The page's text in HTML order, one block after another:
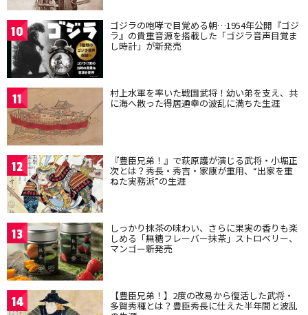
10 ゴジラの咆哮で目覚める朝…1954年公開『ゴジ
ラ』の貴重音源を搭載した「ゴジラ音声目覚ま
し時計」が新発売
11 村上水軍を率いた戦国武将！幼い弟を支え、共
に海へ散った得居通幸の波乱に満ちた生涯
12 『豊臣兄弟！』で萩原護が演じる武将・小堀正
次とは？秀長・秀吉・家康が重用、“出家を重
ねた実務派”の生涯
13 しっかり抹茶の味わい、さらに果実の香りも楽
しめる「無糖フレーバー抹茶」ストロベリー、
マンゴー新発売
14 【豊臣兄弟！】2度の改易から復活した武将・
多賀秀種とは？豊臣秀長に仕えた半年間と波乱